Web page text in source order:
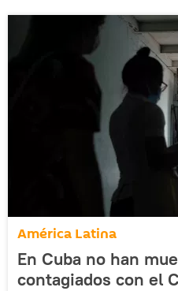
América Latina
En Cuba no han
contagiados con el